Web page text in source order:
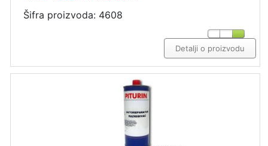
Šifra proizvoda: 4608
Detalji o proizvodu